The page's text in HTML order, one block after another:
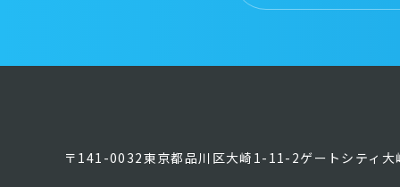
〒141-0032東京都品川区大崎1-11-2ゲートシティ大